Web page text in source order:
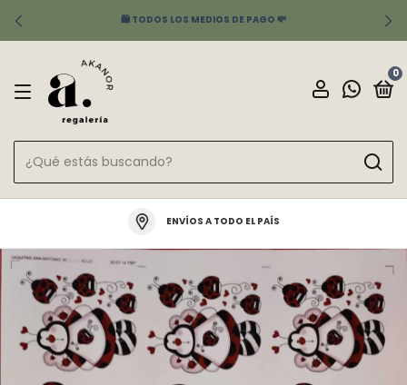
🛍️ TODOS LOS MEDIOS DE PAGO 💸
0
ENVÍOS A TODO EL PAÍS